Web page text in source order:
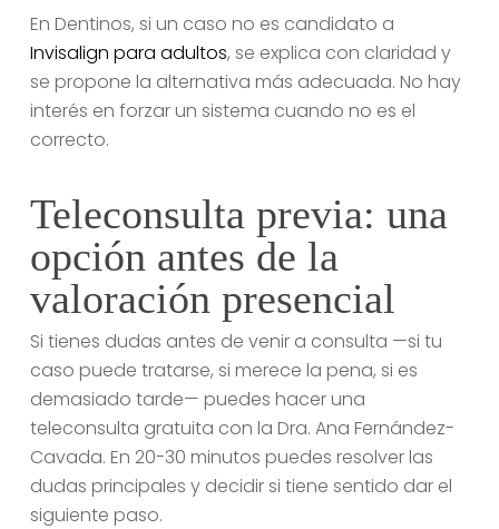
En Dentinos, si un caso no es candidato a
Invisalign para adultos, se explica con claridad y
se propone la alternativa más adecuada. No hay
interés en forzar un sistema cuando no es el
correcto.
Teleconsulta previa: una
opción antes de la
valoración presencial
Si tienes dudas antes de venir a consulta —si tu
caso puede tratarse, si merece la pena, si es
demasiado tarde— puedes hacer una
teleconsulta gratuita con la Dra. Ana Fernández-
Cavada. En 20-30 minutos puedes resolver las
dudas principales y decidir si tiene sentido dar el
siguiente paso.